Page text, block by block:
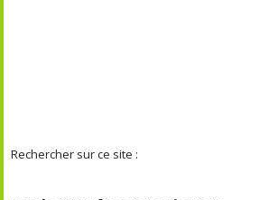
Rechercher sur ce site :